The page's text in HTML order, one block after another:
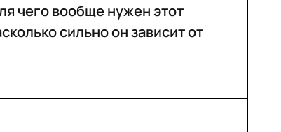
чего вообще нужен этот
сильно он зависит от